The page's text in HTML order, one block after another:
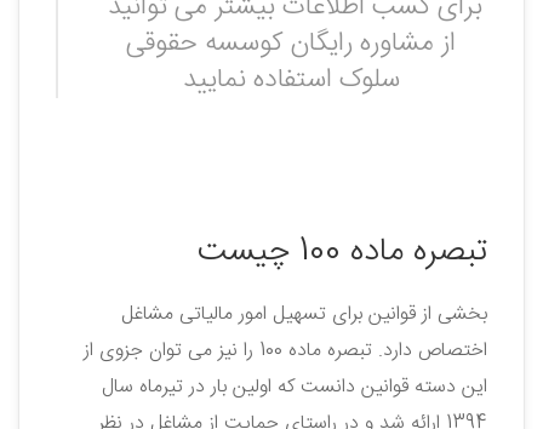
از مشاوره رایگان کوسسه حقوقی
سلوک استفاده نمایید
تبصره ماده 100 چیست
بخشی از قوانین برای تسهیل امور مالیاتی مشاغل
اختصاص دارد. تبصره ماده 100 را نیز می‌ توان جزوی از
این دسته قوانین دانست که اولین بار در تیرماه سال